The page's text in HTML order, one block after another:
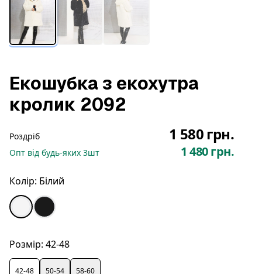
Екошубка з екохутра
кролик 2092
Роздріб 1 580 грн.
Опт від будь-яких 3шт 1 480 грн.
Колір: Білий
Розмір: 42-48
42-48 50-54 58-60